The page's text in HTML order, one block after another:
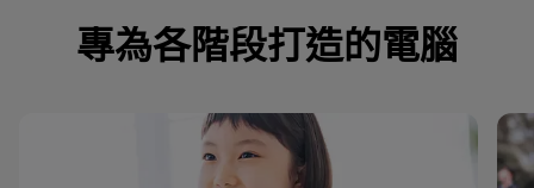
專為各階段打造的電腦